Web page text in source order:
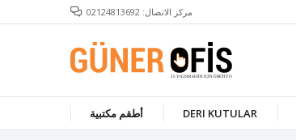
مركز الاتصال: 02124813692
أطقم مكتبية DERI KUTULAR